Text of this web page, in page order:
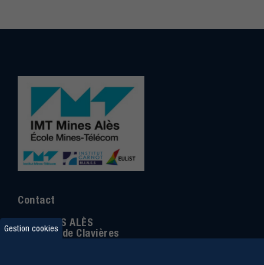
Contact
IMT MINES ALÈS
6 Avenue de Clavières
Gestion cookies